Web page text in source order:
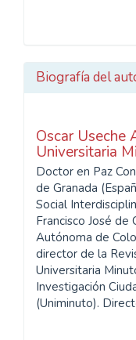
Biografía del
Oscar Useche
Universitaria
Doctor en Paz
de Granada
Social
Francisco José de
Autónoma de
director de la
Universitaria
Investigación
(Uniminuto).